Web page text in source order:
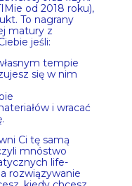
od 2018 roku),
To nagrany
matury z
jeśli:
tempie
się w nim
i wracać
Ci tę samą
mnóstwo
life-
rozwiązywanie